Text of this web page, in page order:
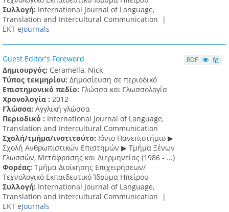
Συλλογή: International Journal of Language,
Translation and Intercultural Communication |
ΕΚΤ eJournals
Guest Editor's Foreword
Δημιουργός: Ceramella, Nick
Τύπος τεκμηρίου: Δημοσίευση σε περιοδικό
Επιστημονικό πεδίο: Γλώσσα και Γλωσσολογία
Χρονολογία : 2012
Γλώσσα: Αγγλική γλώσσα
Περιοδικό : International Journal of Language,
Translation and Intercultural Communication
Σχολή/τμήμα/ινστιτούτο: Ιόνιο Πανεπιστήμιο ▶
Σχολή Ανθρωπιστικών Επιστημών ▶ Tμήμα Ξένων
Γλωσσών, Mετάφρασης και Διερμηνείας (1986 - ...)
Φορέας: Τμήμα Διοίκησης Επιχειρήσεων/
Τεχνολογικό Εκπαιδευτικό Ίδρυμα Ηπείρου
Συλλογή: International Journal of Language,
Translation and Intercultural Communication |
ΕΚΤ eJournals
RDF